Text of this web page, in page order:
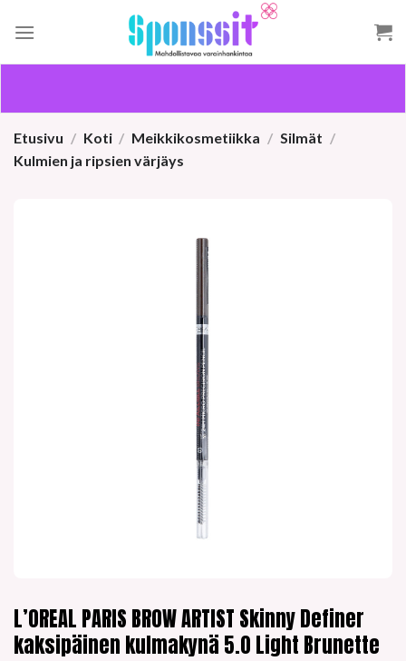
Etusivu / Koti / Meikkikosmetiikka / Silmät /
Kulmien ja ripsien värjäys
L’OREAL PARIS BROW ARTIST Skinny Definer
kaksipäinen kulmakynä 5.0 Light Brunette